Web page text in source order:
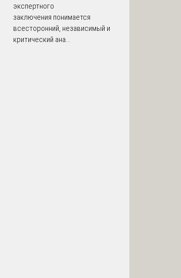
экспертного
заключения понимается
всесторонний, независимый и
критический ана...